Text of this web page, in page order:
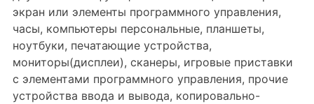
экран или элементы программного управления,
часы, компьютеры персональные, планшеты,
ноутбуки, печатающие устройства,
мониторы(дисплеи), сканеры, игровые приставки
с элементами программного управления, прочие
устройства ввода и вывода, копировально-